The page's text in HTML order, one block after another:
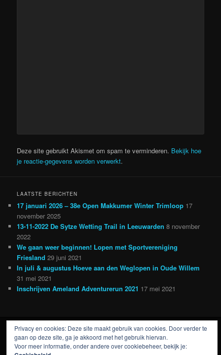
Deze site gebruikt Akismet om spam te verminderen. Bekijk hoe
je reactie-gegevens worden verwerkt.
LAATSTE BERICHTEN
17 januari 2026 – 38e Open Makkumer Winter Trimloop 17
november 2025
13-11-2022 De Sytze Wetting Trail in Leeuwarden 8 november
2022
We gaan weer beginnen! Lopen met Sportvereniging
Friesland 29 juni 2021
In juli & augustus Hoeve aan den Weglopen in Oude Willem
31 mei 2021
Inschrijven Ameland Adventurerun 2021 17 mei 2021
Ondersteund door WordPress
Privacy en cookies: Deze site maakt gebruik van cookies. Door verder te
gaan op deze site, ga je akkoord met het gebruik hiervan.
Voor meer informatie, onder andere over cookiebeheer, bekijk je: